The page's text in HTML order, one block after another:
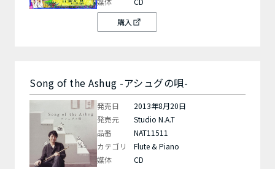
購入
Song of the Ashug -アシュグの唄-
発売日
2013年8月20日
発売元
Studio N.A.T
品番
NAT11511
カテゴリ
Flute & Piano
媒体
CD